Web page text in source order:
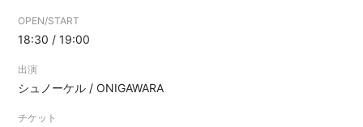
gawararadio
OPEN/START
18:30 / 19:00
出演
シュノーケル / ONIGAWARA
チケット